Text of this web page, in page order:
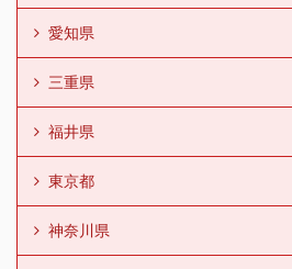
愛知県
三重県
福井県
東京都
神奈川県